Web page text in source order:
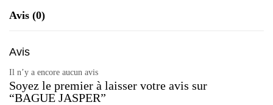
Avis (0)
Avis
Il n’y a encore aucun avis
Soyez le premier à laisser votre avis sur
“BAGUE JASPER”